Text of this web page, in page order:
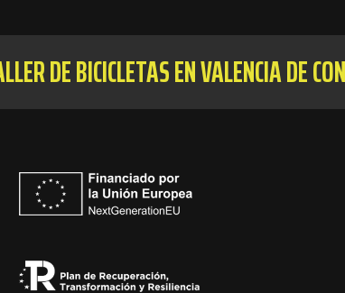
DE BICICLETAS EN VALENCIA DE